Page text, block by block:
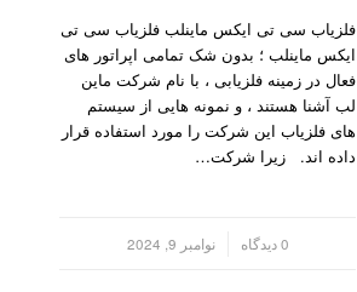
فلزیاب سی تی ایکس ماینلب فلزیاب سی تی
ایکس ماینلب ؛ بدون شک تمامی اپراتور های
فعال در زمینه فلزیابی ، با نام شرکت ماین
لب آشنا هستند ، و نمونه هایی از سیستم
های فلزیاب این شرکت را مورد استفاده قرار
داده اند. زیرا شرکت…
0 دیدگاه نوامبر 9, 2024